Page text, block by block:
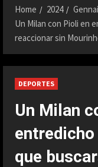
Home 2024
Un Milan con Pioli en
reaccionar sin
DEPORTES
Un Milan
entredicho
que